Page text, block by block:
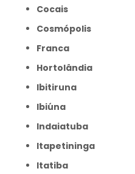
Cocais
Cosmópolis
Franca
Hortolândia
Ibitiruna
Ibiúna
Indaiatuba
Itapetininga
Itatiba